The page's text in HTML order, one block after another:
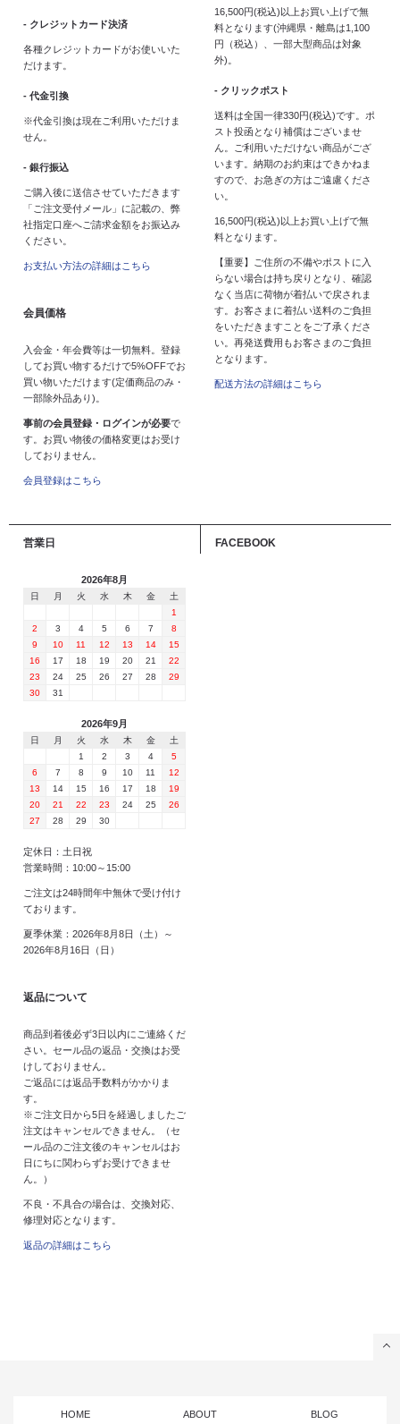
- クレジットカード決済
各種クレジットカードがお使いいた
だけます。
- 代金引換
※代金引換は現在ご利用いただけま
せん。
- 銀行振込
ご購入後に送信させていただきます
「ご注文受付メール」に記載の、弊
社指定口座へご請求金額をお振込み
ください。
お支払い方法の詳細はこちら
会員価格
入会金・年会費等は一切無料。登録
してお買い物するだけで5%OFFでお
買い物いただけます(定価商品のみ・
一部除外品あり)。
事前の会員登録・ログインが必要で
す。お買い物後の価格変更はお受け
しておりません。
会員登録はこちら
16,500円(税込)以上お買い上げで無
料となります(沖縄県・離島は1,100
円（税込）、一部大型商品は対象
外)。
- クリックポスト
送料は全国一律330円(税込)です。ポ
スト投函となり補償はございませ
ん。ご利用いただけない商品がござ
います。納期のお約束はできかねま
すので、お急ぎの方はご遠慮くださ
い。
16,500円(税込)以上お買い上げで無
料となります。
【重要】ご住所の不備やポストに入
らない場合は持ち戻りとなり、確認
なく当店に荷物が着払いで戻されま
す。お客さまに着払い送料のご負担
をいただきますことをご了承くださ
い。再発送費用もお客さまのご負担
となります。
配送方法の詳細はこちら
営業日
2026年8月
日 月 火 水 木 金
土
1
2
3 4 5 6 7
8
9
10 11 12 13 14
15
16
17 18 19 20 21
22
23
24 25 26 27 28
29
30
31
2026年9月
日 月 火 水 木 金
土
1
2 3 4
5
6
7 8 9 10 11
12
13
14 15 16 17 18
19
20
21 22 23 24 25
26
27
28 29 30
定休日：土日祝
営業時間：10:00～15:00
ご注文は24時間年中無休で受け付け
ております。
夏季休業：2026年8月8日（土）～
2026年8月16日（日）
返品について
商品到着後必ず3日以内にご連絡くだ
さい。セール品の返品・交換はお受
けしておりません。
ご返品には返品手数料がかかりま
す。
※ご注文日から5日を経過しましたご
注文はキャンセルできません。（セ
ール品のご注文後のキャンセルはお
日にちに関わらずお受けできませ
ん。）
不良・不具合の場合は、交換対応、
修理対応となります。
返品の詳細はこちら
FACEBOOK
HOME ABOUT BLOG